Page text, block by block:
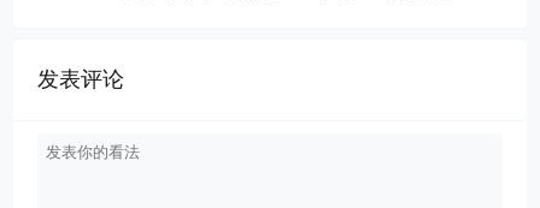
发表评论